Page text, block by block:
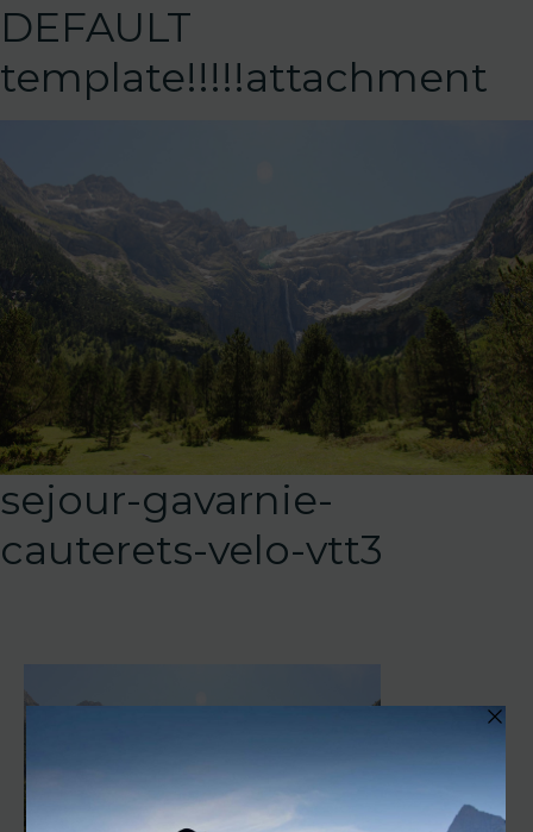
DEFAULT
template!!!!!attachment
sejour-gavarnie-
cauterets-velo-vtt3